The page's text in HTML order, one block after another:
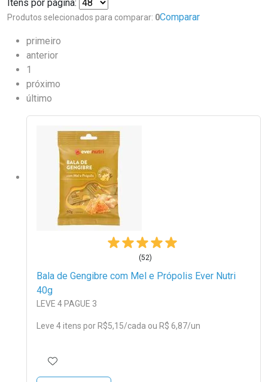
Itens por página:
Produtos selecionados para comparar: 0Comparar
primeiro
anterior
1
próximo
último
(52)
Bala de Gengibre com Mel e Própolis Ever Nutri
40g
LEVE 4 PAGUE 3
Leve 4 itens por R$5,15/cada ou R$ 6,87/un
ADICIONAR AOS FAVORITOS